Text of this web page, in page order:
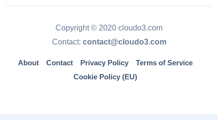
Copyright © 2020 cloudo3.com
Contact: contact@cloudo3.com
About Contact Privacy Policy
Terms of Service
Cookie Policy (EU)